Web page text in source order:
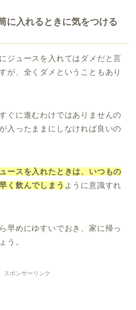
に入れるときに気をつける
ジュースを入れてはダメだと言
が、全くダメということもあり
ぐに進むわけではありませんの
入ったままにしなければ良いの
ースを入れたときは、いつもの
く飲んでしまう ように意識すれ
早めにゆすいでおき、家に帰っ
う。
スポンサーリンク